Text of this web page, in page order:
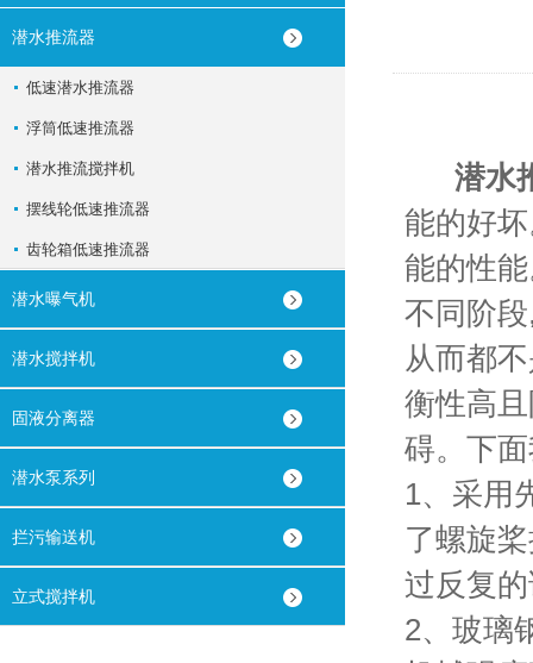
潜水推流器
低速潜水推流器
浮筒低速推流器
潜水推流搅拌机
摆线轮低速推流器
齿轮箱低速推流器
潜水曝气机
潜水搅拌机
固液分离器
潜水泵系列
拦污输送机
立式搅拌机
潜水
能的好
能的性
不同阶
从而都
衡性高
碍。下
1、采用
了螺旋
过反复
2、玻璃